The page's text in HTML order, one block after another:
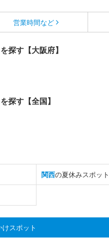
営業時間など
探す【大阪府】
探す【全国】
関西の夏休みスポッ
スポット